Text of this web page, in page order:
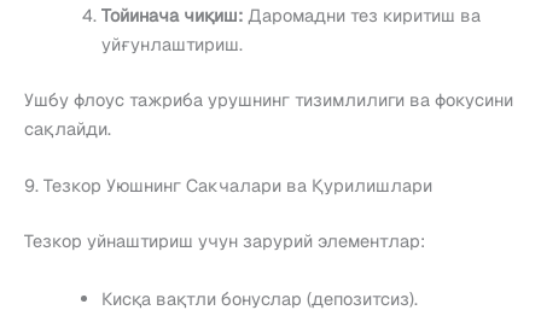
Тойинача чиқиш:Даромадни тез киритиш ва
уйғунлаштириш.
Ушбу флоус тажриба урушнинг тизимлилиги ва фокусини
сақлайди.
9. Тезкор Уюшнинг Сакчалари ва Қурилишлари
Тезкор уйнаштириш учун зарурий элементлар:
Кисқа вақтли бонуслар (депозитсиз).